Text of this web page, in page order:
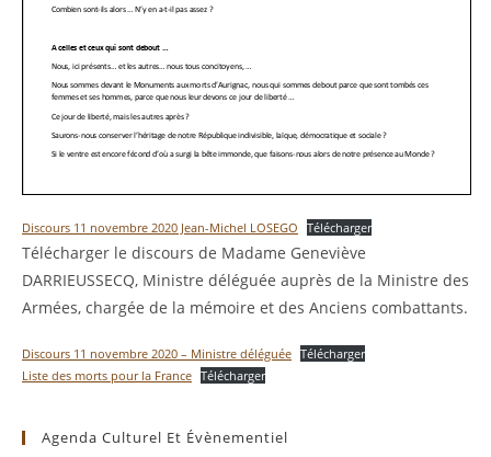
Discours 11 novembre 2020 Jean-Michel LOSEGO Télécharger
Télécharger le discours de Madame Geneviève
DARRIEUSSECQ, Ministre déléguée auprès de la Ministre des
Armées, chargée de la mémoire et des Anciens combattants.
Discours 11 novembre 2020 – Ministre déléguée Télécharger
Liste des morts pour la France Télécharger
Agenda Culturel Et Évènementiel